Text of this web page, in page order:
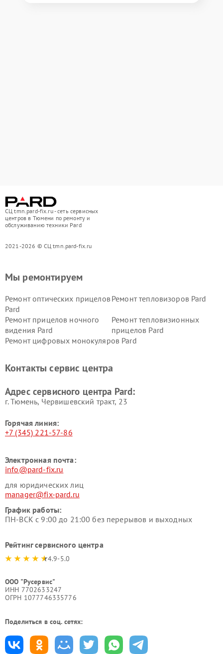
СЦ tmn.pard-fix.ru - сеть сервисных
центров в Тюмени по ремонту и
обслуживанию техники Pard
2021-2026 © СЦ tmn.pard-fix.ru
Мы ремонтируем
Ремонт оптических прицелов
Pard
Ремонт тепловизоров Pard
Ремонт прицелов ночного
видения Pard
Ремонт тепловизионных
прицелов Pard
Ремонт цифровых монокуляров Pard
Контакты сервис центра
Адрес сервисного центра Pard:
г. Тюмень, ​Червишевский тракт, 23
Горячая линия:
+7 (345) 221-57-86
Электронная почта:
info@pard-fix.ru
для юридических лиц
manager@fix-pard.ru
График работы:
ПН-ВСК с 9:00 до 21:00 без перерывов и выходных
Рейтинг сервисного центра
4.9-5.0
ООО "Русервис"
ИНН 7702633247
ОГРН 1077746335776
Поделиться в соц. сетях: